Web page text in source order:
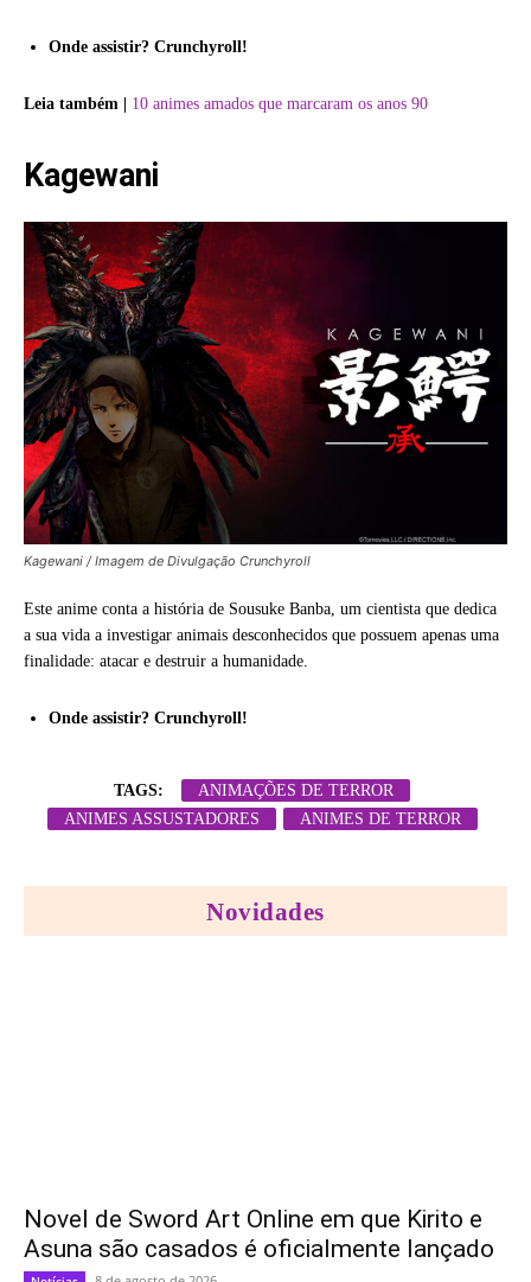
Onde assistir? Crunchyroll!
Leia também | 10 animes amados que marcaram os anos 90
Kagewani
Kagewani / Imagem de Divulgação Crunchyroll
Este anime conta a história de Sousuke Banba, um cientista que dedica
a sua vida a investigar animais desconhecidos que possuem apenas uma
finalidade: atacar e destruir a humanidade.
Onde assistir? Crunchyroll!
TAGS:
ANIMAÇÕES DE TERROR
ANIMES ASSUSTADORES
ANIMES DE TERROR
Novidades
Novel de Sword Art Online em que Kirito e
Asuna são casados é oficialmente lançado